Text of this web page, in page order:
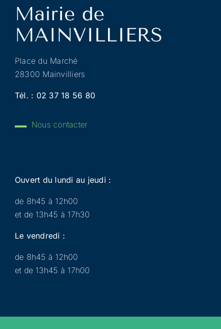
Place du Marché
28300 Mainvilliers
Tél. : 02 37 18 56 80
Nous contacter
Ouvert du lundi au jeudi :
de 8h45 à 12h00
et de 13h45 à 17h30
Le vendredi :
de 8h45 à 12h00
et de 13h45 à 17h00